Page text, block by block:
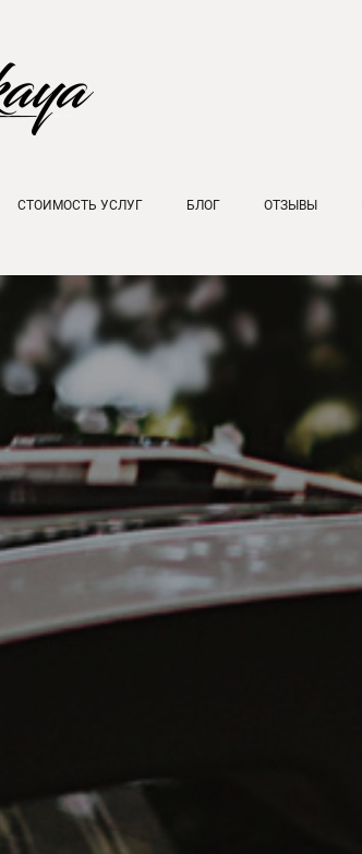
СТОИМОСТЬ УСЛУГ БЛОГ ОТЗЫВЫ